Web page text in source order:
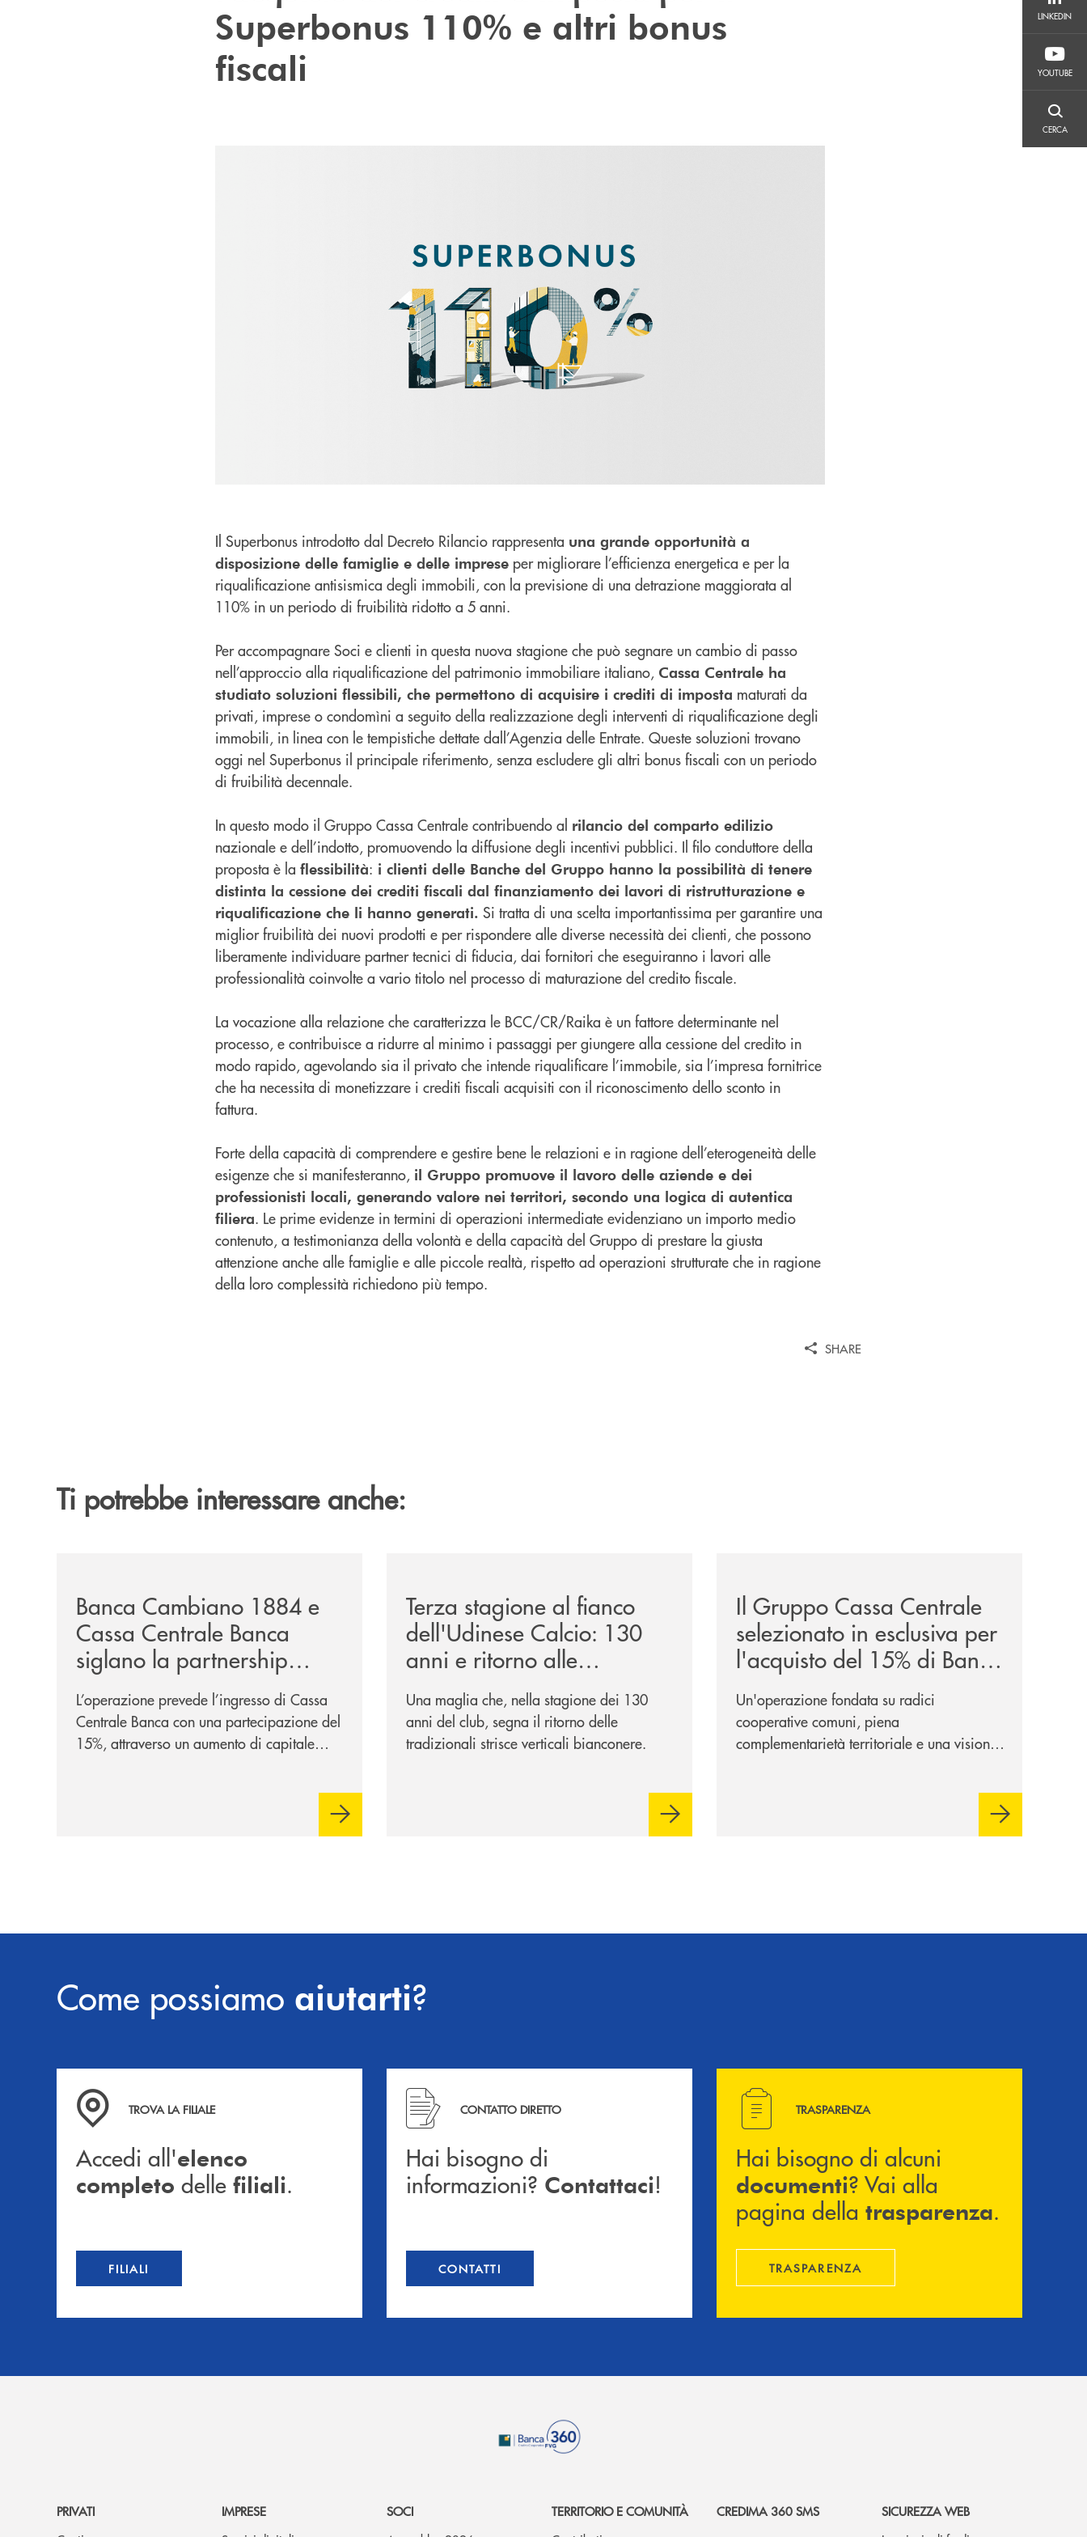
LINKEDIN
YOUTUBE
CERCA
Superbonus 110% e altri bonus
fiscali
Il Superbonus introdotto dal Decreto Rilancio rappresenta una grande opportunità a
disposizione delle famiglie e delle imprese per migliorare l’efficienza energetica e per la
riqualificazione antisismica degli immobili, con la previsione di una detrazione maggiorata al
110% in un periodo di fruibilità ridotto a 5 anni.
Per accompagnare Soci e clienti in questa nuova stagione che può segnare un cambio di passo
nell’approccio alla riqualificazione del patrimonio immobiliare italiano, Cassa Centrale ha
studiato soluzioni flessibili, che permettono di acquisire i crediti di imposta maturati da
privati, imprese o condomìni a seguito della realizzazione degli interventi di riqualificazione degli
immobili, in linea con le tempistiche dettate dall’Agenzia delle Entrate. Queste soluzioni trovano
oggi nel Superbonus il principale riferimento, senza escludere gli altri bonus fiscali con un periodo
di fruibilità decennale.
In questo modo il Gruppo Cassa Centrale contribuendo al rilancio del comparto edilizio
nazionale e dell’indotto, promuovendo la diffusione degli incentivi pubblici. Il filo conduttore della
proposta è la flessibilità: i clienti delle Banche del Gruppo hanno la possibilità di tenere
distinta la cessione dei crediti fiscali dal finanziamento dei lavori di ristrutturazione e
riqualificazione che li hanno generati. Si tratta di una scelta importantissima per garantire una
miglior fruibilità dei nuovi prodotti e per rispondere alle diverse necessità dei clienti, che possono
liberamente individuare partner tecnici di fiducia, dai fornitori che eseguiranno i lavori alle
professionalità coinvolte a vario titolo nel processo di maturazione del credito fiscale.
La vocazione alla relazione che caratterizza le BCC/CR/Raika è un fattore determinante nel
processo, e contribuisce a ridurre al minimo i passaggi per giungere alla cessione del credito in
modo rapido, agevolando sia il privato che intende riqualificare l’immobile, sia l’impresa fornitrice
che ha necessita di monetizzare i crediti fiscali acquisiti con il riconoscimento dello sconto in
fattura.
Forte della capacità di comprendere e gestire bene le relazioni e in ragione dell’eterogeneità delle
esigenze che si manifesteranno, il Gruppo promuove il lavoro delle aziende e dei
professionisti locali, generando valore nei territori, secondo una logica di autentica
filiera. Le prime evidenze in termini di operazioni intermediate evidenziano un importo medio
contenuto, a testimonianza della volontà e della capacità del Gruppo di prestare la giusta
attenzione anche alle famiglie e alle piccole realtà, rispetto ad operazioni strutturate che in ragione
della loro complessità richiedono più tempo.
SHARE
Ti potrebbe interessare anche:
Banca Cambiano 1884 e
Cassa Centrale Banca
siglano la partnership
strategica
L’operazione prevede l’ingresso di Cassa
Centrale Banca con una partecipazione del
15%, attraverso un aumento di capitale
sulla condivisione di valori comuni e sulla
prossimità ai territori, per ampliare l’offerta
Terza stagione al fianco
dell'Udinese Calcio: 130
anni e ritorno alle
tradizioni
Una maglia che, nella stagione dei 130
anni del club, segna il ritorno delle
tradizionali strisce verticali bianconere.
Il Gruppo Cassa Centrale
selezionato in esclusiva per
l'acquisto del 15% di Banca
Cambiano 1884
Un'operazione fondata su radici
cooperative comuni, piena
complementarietà territoriale e una visione
Come possiamo aiutarti?
Accedi all' elenco completo delle filiali .
TROVA LA FILIALE
Accedi all'elenco
completo delle filiali.
FILIALI
Hai bisogno di informazioni? Contattaci !
CONTATTO DIRETTO
Hai bisogno di
informazioni? Contattaci!
CONTATTI
Hai bisogno di alcuni documenti ? Vai alla pagina della
TRASPARENZA
Hai bisogno di alcuni
documenti? Vai alla
pagina della trasparenza.
TRASPARENZA
PRIVATI
IMPRESE
SOCI
TERRITORIO E COMUNITÀ
CREDIMA 360 SMS
SICUREZZA WEB